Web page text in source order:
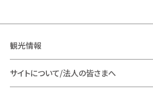
観光情報
サイトについて/法人の皆さまへ